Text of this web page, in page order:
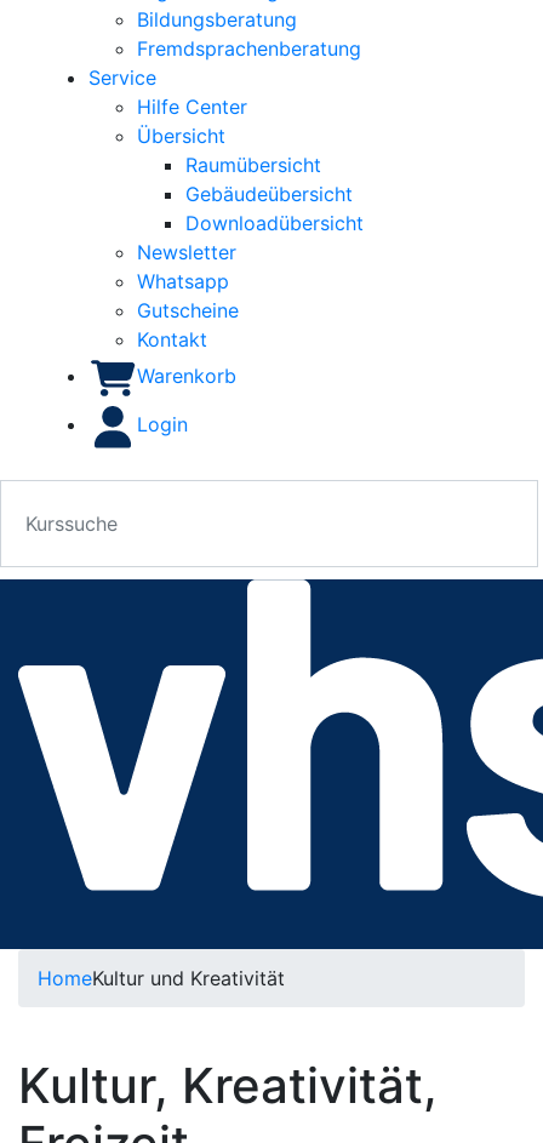
Bildungsberatung
Fremdsprachenberatung
Service
Hilfe Center
Übersicht
Raumübersicht
Gebäudeübersicht
Downloadübersicht
Newsletter
Whatsapp
Gutscheine
Kontakt
Warenkorb
Login
HomeKultur und Kreativität
Kultur, Kreativität,